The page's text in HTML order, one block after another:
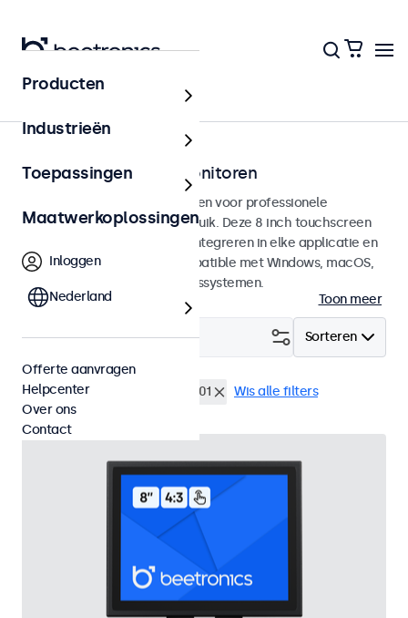
Touchscreens
8 inch touchscreen monitoren
8 inch touchscreens ontworpen voor professionele
toepassingen en continu gebruik. Deze 8 inch touchscreen
monitoren zijn eenvoudig te integreren in elke applicatie en
iedere omgeving en zijn compatible met Windows, macOS,
ChromeOS en Linux besturingssystemen.
Toon meer
Sorteren
Filter (1)
8 inch touchscreens EN60601 Wis alle filters
Producten
Industrieën
Toepassingen
Maatwerkoplossingen
Inloggen
Nederland
Offerte aanvragen
Helpcenter
Over ons
Contact